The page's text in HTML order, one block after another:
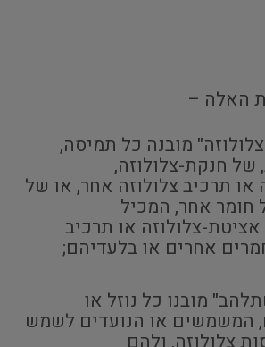
האלה –
מובנה כל תמיסה,
של חנקת-צלולוזה,
או תרכיב צלולוזה אחר, או של
חומר אחר, המכיל
צלולוזה או תרכיב
אחרים או בלעדיהם;
מובנו כל נוזל או
המשמשים או הנועדים לשמש